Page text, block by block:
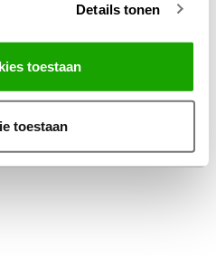
Details tonen
toestaan
toestaan
Thuiswinkel
Nederland B.V.